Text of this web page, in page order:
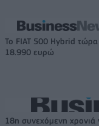
Το FIAT 500 Hybrid
18.990 ευρώ
18η συνεχόμενη χρονιά